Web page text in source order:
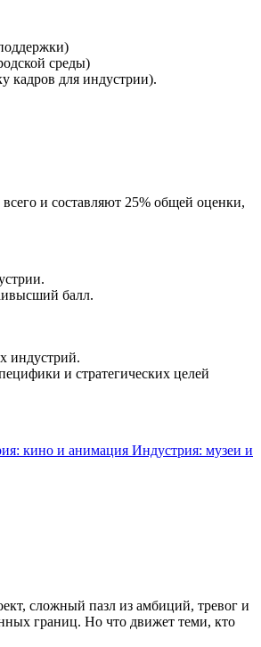
среды)
кадров для индустрии).
и составляют 25% общей оценки,
балл.
индустрий.
и стратегических целей
кино и анимация Индустрия: музеи и
сложный пазл из амбиций, тревог и
границ. Но что движет теми, кто